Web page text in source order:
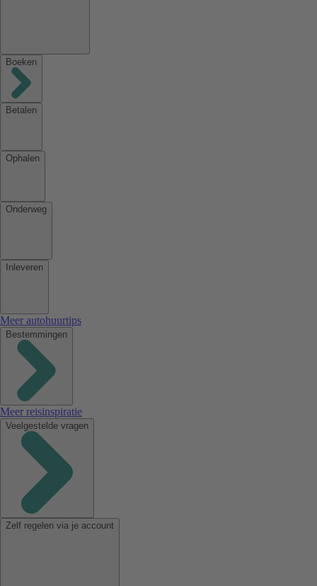
Boeken
Betalen
Ophalen
Onderweg
Inleveren
Meer autohuurtips
Bestemmingen
Meer reisinspiratie
Veelgestelde vragen
Zelf regelen via je account